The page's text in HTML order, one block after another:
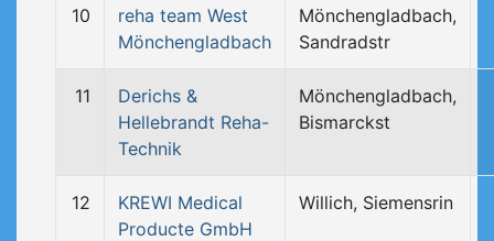
10
reha team West
Mönchengladbach
Mönchengladbach,
Sandradstr
11
Derichs &
Hellebrandt Reha-
Technik
Mönchengladbach,
Bismarckst
12
KREWI Medical
Producte GmbH
Willich, Siemensrin